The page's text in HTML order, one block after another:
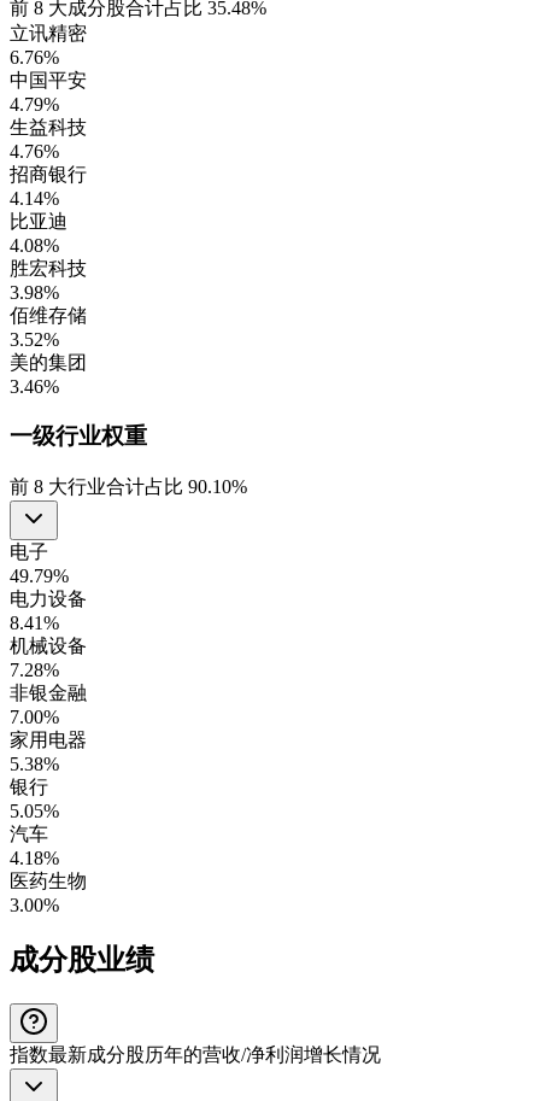
前 8 大成分股合计占比 35.48%
立讯精密
6.76%
中国平安
4.79%
生益科技
4.76%
招商银行
4.14%
比亚迪
4.08%
胜宏科技
3.98%
佰维存储
3.52%
美的集团
3.46%
一级行业权重
前 8 大行业合计占比 90.10%
电子
49.79%
电力设备
8.41%
机械设备
7.28%
非银金融
7.00%
家用电器
5.38%
银行
5.05%
汽车
4.18%
医药生物
3.00%
成分股业绩
指数最新成分股历年的营收/净利润增长情况